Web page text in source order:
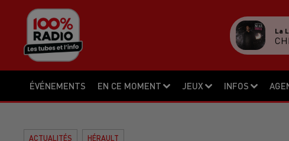
ÉVÉNEMENTS EN CE MOMENT JEUX INFOS
La
ACTUALITÉS HÉRAULT